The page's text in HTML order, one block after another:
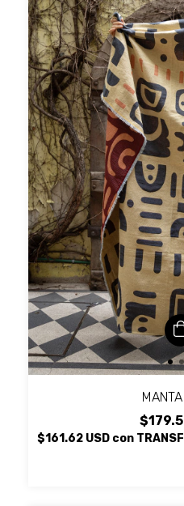
$161.62 USD con